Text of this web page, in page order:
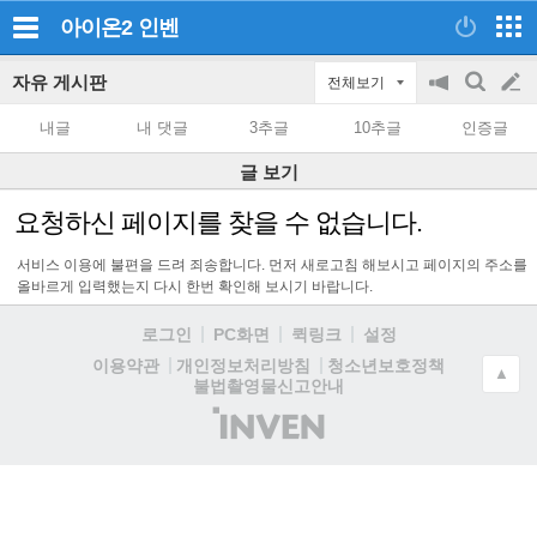
아이온2 인벤
자유 게시판 전체보기
공
on/off
검
색
글
쓰
기
내글 내 댓글 3추글 10추글 인증글
글 보기
요청하신 페이지를 찾을 수 없습니다.
서비스 이용에 불편을 드려 죄송합니다. 먼저 새로고침 해보시고 페이지의 주소를
올바르게 입력했는지 다시 한번 확인해 보시기 바랍니다.
로그인 PC화면 퀵링크
설정
이용약관
개인정보처리방침
청소년보호정책
불법촬영물신고안내
(주)
인
▲